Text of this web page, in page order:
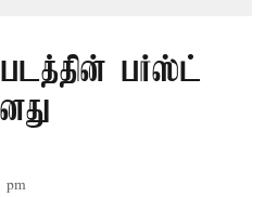
படத்தின் பர்ஸ்ட்
pm